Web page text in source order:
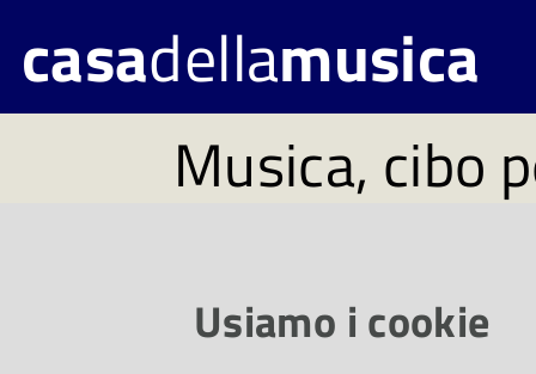
casadellamusica
Musica, cibo
14 febbraio
Usiamo i cookie